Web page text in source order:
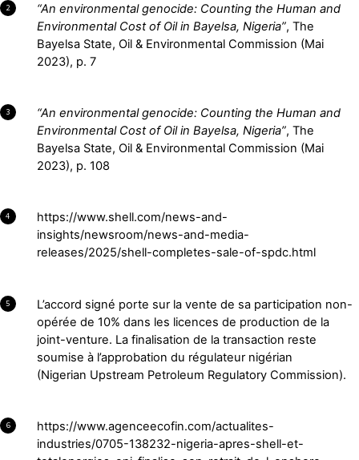
2
“An environmental genocide: Counting the Human and
Environmental Cost of Oil in Bayelsa, Nigeria”, The
Bayelsa State, Oil & Environmental Commission (Mai
2023), p. 7
3
“An environmental genocide: Counting the Human and
Environmental Cost of Oil in Bayelsa, Nigeria”, The
Bayelsa State, Oil & Environmental Commission (Mai
2023), p. 108
4
https://www.shell.com/news-and-
insights/newsroom/news-and-media-
releases/2025/shell-completes-sale-of-spdc.html
5
L’accord signé porte sur la vente de sa participation non-
opérée de 10% dans les licences de production de la
joint-venture. La finalisation de la transaction reste
soumise à l’approbation du régulateur nigérian
(Nigerian Upstream Petroleum Regulatory Commission).
6
https://www.agenceecofin.com/actualites-
industries/0705-138232-nigeria-apres-shell-et-